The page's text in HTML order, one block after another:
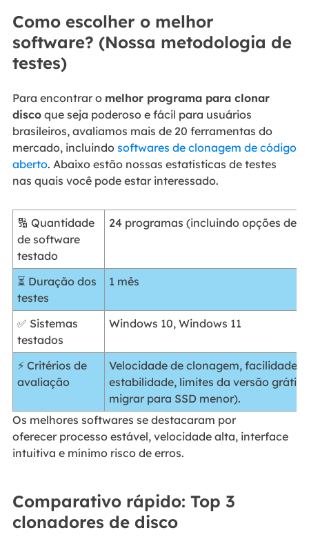
Como escolher o melhor
software? (Nossa metodologia de
testes)
Para encontrar o melhor programa para clonar
discoque seja poderoso e fácil para usuários
brasileiros, avaliamos mais de 20 ferramentas do
mercado, incluindo softwares de clonagem de código
aberto. Abaixo estão nossas estatísticas de testes
nas quais você pode estar interessado.
🔢 Quantidade
de software
testado
24 programas (incluindo opções de
⏳ Duração dos
testes
1 mês
✅ Sistemas
testados
Windows 10, Windows 11
⚡ Critérios de
avaliação
Velocidade de clonagem, facilidade
estabilidade, limites da versão grátis
migrar para SSD menor).
Os melhores softwares se destacaram por
oferecer processo estável, velocidade alta, interface
intuitiva e mínimo risco de erros.
Comparativo rápido: Top 3
clonadores de disco